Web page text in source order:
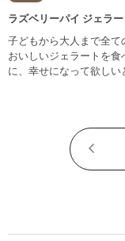
ラズベリーパイ ジェラ
子どもから大人まで全て
おいしいジェラートを食
に、幸せになって欲しい